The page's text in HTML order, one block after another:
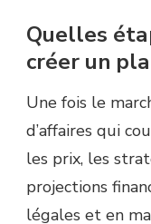
Quelles
créer un
Une fois le
d’affaires qui
les prix, les
projections
légales et en